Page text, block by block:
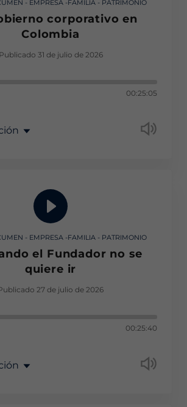
- EMPRESA -FAMILIA - PATRIMONIO
corporativo en
Colombia
Publicado 31 de julio de 2026
00:25:05
- EMPRESA -FAMILIA - PATRIMONIO
el Fundador no se
quiere ir
27 de julio de 2026
00:25:40